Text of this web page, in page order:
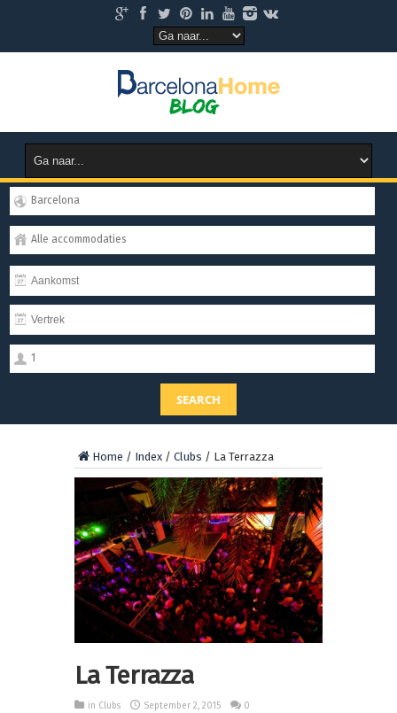
Barcelona
Alle accommodaties
1
SEARCH
Home / Index / Clubs / La Terrazza
La Terrazza
in Clubs September 2, 2015
0